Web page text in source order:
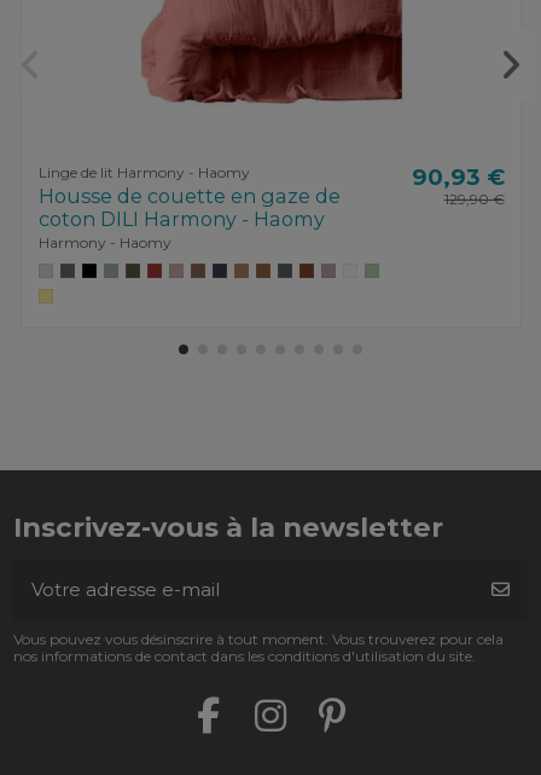
Linge de lit Harmony - Haomy
Housse de couette en gaze de
coton DILI Harmony - Haomy
Harmony - Haomy
90,93 €
129,90 €
Inscrivez-vous à la newsletter
Vous pouvez vous désinscrire à tout moment. Vous trouverez pour cela
nos informations de contact dans les conditions d'utilisation du site.